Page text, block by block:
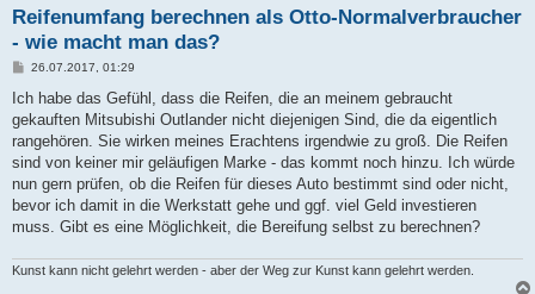
Reifenumfang berechnen als Otto-Normalverbraucher
- wie macht man das?
B
i
r
a
26.07.2017, 01:29
Ich habe das Gefühl, dass die Reifen, die an meinem gebraucht
gekauften Mitsubishi Outlander nicht diejenigen Sind, die da eigentlich
rangehören. Sie wirken meines Erachtens irgendwie zu groß. Die Reifen
sind von keiner mir geläufigen Marke - das kommt noch hinzu. Ich würde
nun gern prüfen, ob die Reifen für dieses Auto bestimmt sind oder nicht,
bevor ich damit in die Werkstatt gehe und ggf. viel Geld investieren
muss. Gibt es eine Möglichkeit, die Bereifung selbst zu berechnen?
Kunst kann nicht gelehrt werden - aber der Weg zur Kunst kann gelehrt werden.